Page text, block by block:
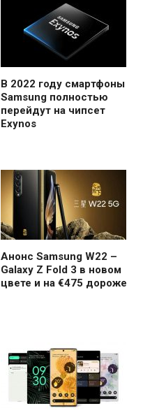
В 2022 году смартфоны
Samsung полностью
перейдут на чипсет
Exynos
Анонс Samsung W22 –
Galaxy Z Fold 3 в новом
цвете и на €475 дороже